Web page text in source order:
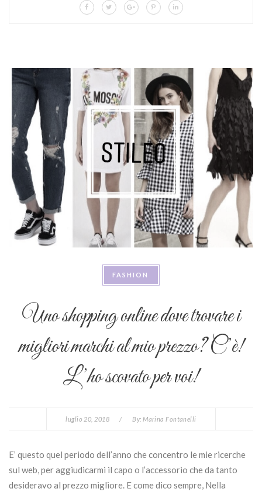
FASHION
Uno shopping online dove trovare i
migliori marchi al mio prezzo? C’è!
L’ho scovato per voi!
luglio 20, 2018 / By:Marina Fontanelli
E’ questo quel periodo dell’anno che concentro le mie ricerche
sul web, per aggiudicarmi il capo o l’accessorio che da tanto
desideravo al prezzo migliore. E come dico sempre, Nella